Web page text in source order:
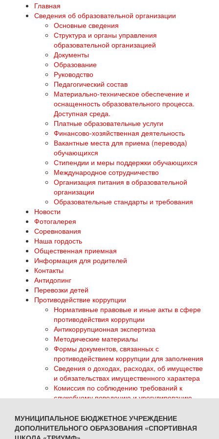
Главная
Сведения об образовательной организации
Основные сведения
Структура и органы управления
образовательной организацией
Документы
Образование
Руководство
Педагогический состав
Материально-техническое обеспечение и
оснащенность образовательного процесса.
Доступная среда.
Платные образовательные услуги
Финансово-хозяйственная деятельность
Вакантные места для приема (перевода)
обучающихся
Стипендии и меры поддержки обучающихся
Международное сотрудничество
Организация питания в образовательной
организации
Образовательные стандарты и требования
Новости
Фотогалерея
Соревнования
Наша гордость
Общественная приемная
Информация для родителей
Контакты
Антидопинг
Перевозки детей
Противодействие коррупции
Нормативные правовые и иные акты в сфере
противодействия коррупции
Антикоррупционная экспертиза
Методические материалы
Формы документов, связанных с
противодействием коррупции для заполнения
Сведения о доходах, расходах, об имуществе
и обязательствах имущественного характера
Комиссия по соблюдению требований к
служебному поведению и урегулированию
Обратная связь для сообщений о фактах
коррупции
ГТО
МУНИЦИПАЛЬНОЕ БЮДЖЕТНОЕ УЧРЕЖДЕНИЕ
ДОПОЛНИТЕЛЬНОГО ОБРАЗОВАНИЯ «СПОРТИВНАЯ